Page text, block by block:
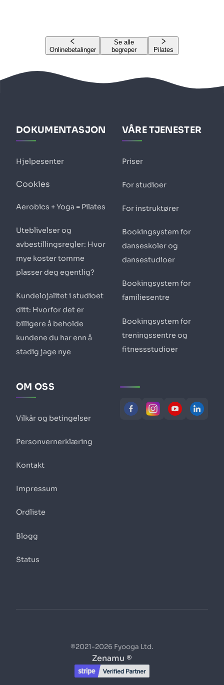
Onlinebetalinger
Se alle
begreper
Pilates
DOKUMENTASJON
Hjelpesenter
Cookies
Aerobics + Yoga = Pilates
Uteblivelser og
avbestillingsregler: Hvor
mye koster tomme
plasser deg egentlig?
Kundelojalitet i studioet
ditt: Hvorfor det er
billigere å beholde
kundene du har enn å
stadig jage nye
VÅRE TJENESTER
Priser
For studioer
For instruktører
Bookingsystem for
danseskoler og
dansestudioer
Bookingsystem for
familiesentre
Bookingsystem for
treningssentre og
fitnessstudioer
OM OSS
Vilkår og betingelser
Personvernerklæring
Kontakt
Impressum
Ordliste
Blogg
Status
©2021-2026 Fyooga Ltd.
Zenamu ®